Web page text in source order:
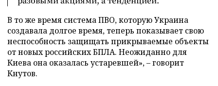
В то же время система ПВО, которую Украина
создавала долгое время, теперь показывает свою
неспособность защищать прикрываемые объекты
от новых российских БПЛА. Неожиданно для
Киева она оказалась устаревшей», – говорит
Кнутов.